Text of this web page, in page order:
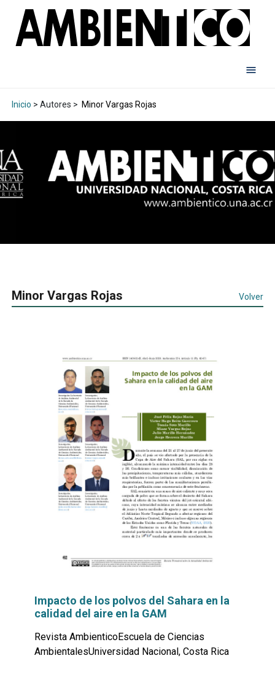
Inicio > Autores > Minor Vargas Rojas
Minor Vargas Rojas Volver
Impacto de los polvos del Sahara en la
calidad del aire en la GAM
Revista AmbienticoEscuela de Ciencias
AmbientalesUniversidad Nacional, Costa Rica